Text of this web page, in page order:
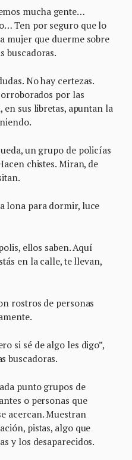
mucha gente…
Ten por seguro que lo
mujer que duerme sobre
buscadoras.
No hay certezas.
por las
en sus libretas, apuntan la
un grupo de policías
chistes. Miran, de
lona para dormir, luce
ellos saben. Aquí
en la calle, te llevan,
rostros de personas
si sé de algo les digo”,
buscadoras.
punto grupos de
o personas que
acercan. Muestran
pistas, algo que
y los desaparecidos.